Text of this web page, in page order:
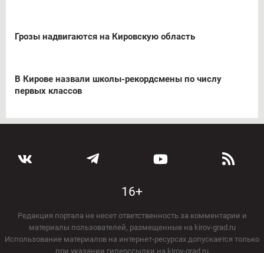
Грозы надвигаются на Кировскую область
В Кирове назвали школы-рекордсмены по числу
первых классов
16+
Редакция портала не несет ответственность за комментарии и
материалы пользователей, размещенные на kirov-grad.ru
Использование материалов на интернет-ресурсах допускается только
при указании гиперссылки на kirov-grad.ru